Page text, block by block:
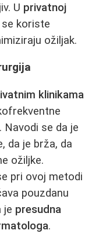
U privatnoj
koriste
ožiljak.
klinikama
Navodi se da je
da je brža, da
ožiljke.
pri ovoj metodi
pouzdanu
je presudna
.